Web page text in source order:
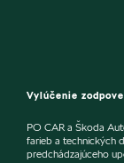
Vylúčenie
PO CAR a Škoda
farieb a technických
predchádzajúceho